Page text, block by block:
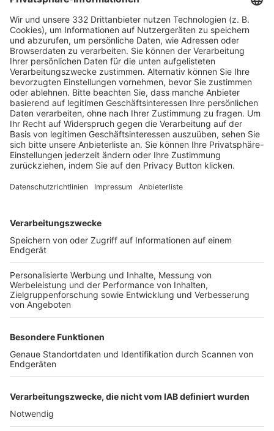
HÄUFIG BESUCHTE SEITEN
Pässe und Vereinswechsel
Trainerausbildung
Schulungsangebot Vereinsmitarbeiter
BFV-Geschäftsstellen
Trainerbörse
Login SpielPlus
TOP-VEREINE
TOP-PARTNER